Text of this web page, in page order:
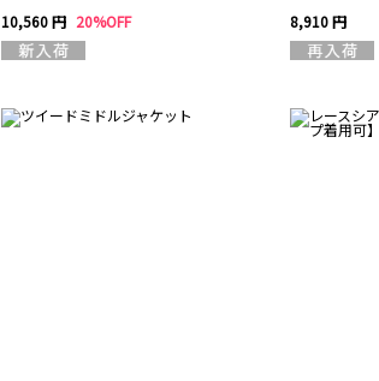
10,560 円 20%OFF
8,910 円